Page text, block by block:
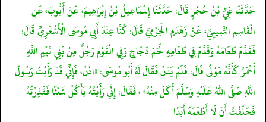
حَدَّثَنَا عَلِيُّ بْنُ حُجْرٍ قَالَ: حَدَّثَنَا إِسْمَاعِيلُ بْنُ إِبْرَاهِيمَ، عَنْ أَيُّوبَ، عَنِ
الْقَاسِمِ التَّمِيمِيِّ، عَنْ زَهْدَمٍ الْجَرْمِيِّ قَالَ: كُنَّا عِنْدَ أَبِي مُوسَى الْأَشْعَرِيِّ قَالَ:
فَقَدَّمَ طَعَامَهُ وَقَدَّمَ فِي طَعَامِهِ لَحْمَ دَجَاجٍ وَفِي الْقَوْمِ رَجُلٌ مِنْ بَنِي تَيْمِ اللَّهِ
أَحْمَرُ كَأَنَّهُ مَوْلًى قَالَ: فَلَمْ يَدْنُ فَقَالَ لَهُ أَبُو مُوسَى: «ادْنُ، فَإِنِّي قَدْ رَأَيْتُ رَسُولَ
اللَّهِ صَلَّى اللهُ عَلَيْهِ وَسَلَّمَ أَكَلَ مِنْهُ» ، فَقَالَ: إِنِّي رَأَيْتُهُ يَأْكُلُ شَيْئًا فَقَذِرْتُهُ
فَحَلَفْتُ أَنْ لَا أَطْعَمَهُ أَبَدًا